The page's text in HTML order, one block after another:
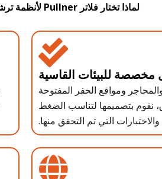
لماذا تختار فلاتر Pullner لأنظمة ترشيح التعدين الخاصة بك؟
مخصصة للبيئات القاسية
ومواقع الحفر المفتوحة
نقوم بتصميمها لتناسب الضغط
التي تم التحقق منها.